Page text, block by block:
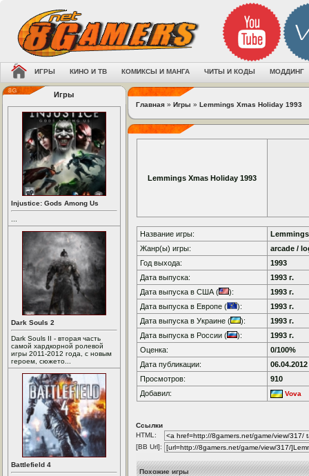
ИГРЫ КИНО И ТВ КОМИКСЫ И МАНГА ЧИТЫ И КОДЫ МОДДИНГ
Игры
Injustice: Gods Among Us
Dark Souls 2
Dark Souls II - вторая часть
самой хардкорной ролевой
игры 2011-2012 года, с новым
героем, сюжето...
Battlefield 4
Главная » Игры » Lemmings Xmas Holiday 1993
Lemmings Xmas Holiday 1993
Название игры:
Жанр(ы) игры:
arcade /
Год выхода:
1993
Дата выпуска:
1993 г.
Дата выпуска в США (
):
1993 г.
Дата выпуска в Европе (
):
1993 г.
Дата выпуска в Украине (
):
1993 г.
Дата выпуска в России (
):
1993 г.
Оценка:
0/100%
Дата публикации:
06.04.2012
Просмотров:
910
Добавил:
Vova
Ссылки
HTML:
[BB Url]:
Похожие игры